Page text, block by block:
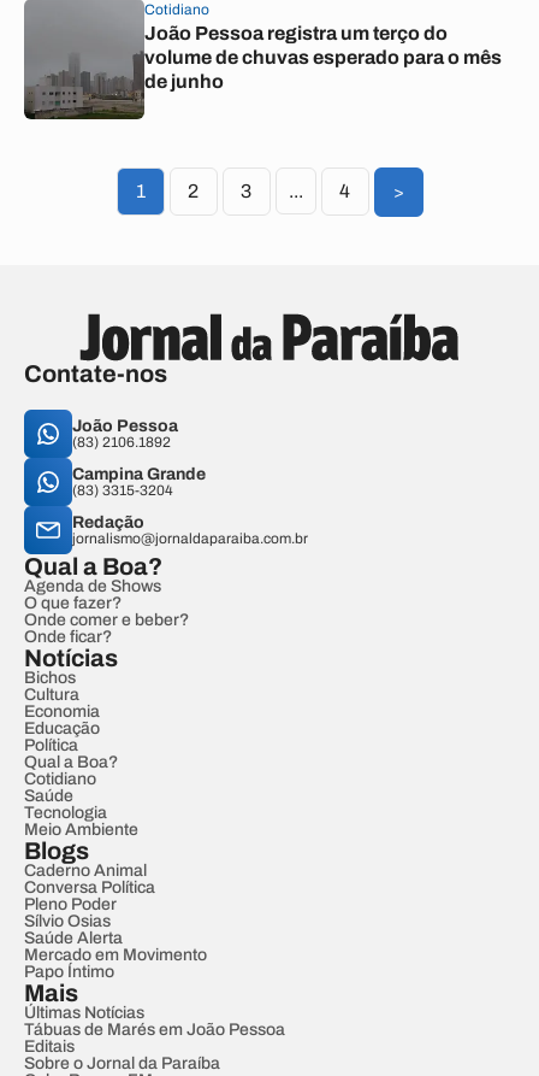
Cotidiano
João Pessoa registra um terço do
volume de chuvas esperado para o mês
de junho
1 2 3 ... 4 >
Contate-nos
João Pessoa
(83) 2106.1892
Campina Grande
(83) 3315-3204
Redação
jornalismo@jornaldaparaiba.com.br
Qual a Boa?
Agenda de Shows
O que fazer?
Onde comer e beber?
Onde ficar?
Notícias
Bichos
Cultura
Economia
Educação
Política
Qual a Boa?
Cotidiano
Saúde
Tecnologia
Meio Ambiente
Blogs
Caderno Animal
Conversa Política
Pleno Poder
Sílvio Osias
Saúde Alerta
Mercado em Movimento
Papo Íntimo
Mais
Últimas Notícias
Tábuas de Marés em João Pessoa
Editais
Sobre o Jornal da Paraíba